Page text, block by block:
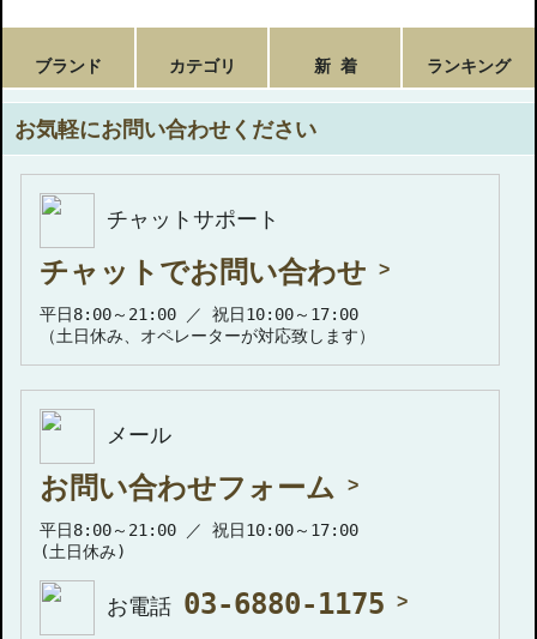
ブランド カテゴリ 新 着 ランキング
お気軽にお問い合わせください
チャットサポート
チャットでお問い合わせ
平日8:00～21:00 ／ 祝日10:00～17:00
（土日休み、オペレーターが対応致します）
メール
お問い合わせフォーム
平日8:00～21:00 ／ 祝日10:00～17:00
(土日休み)
お電話 03-6880-1175